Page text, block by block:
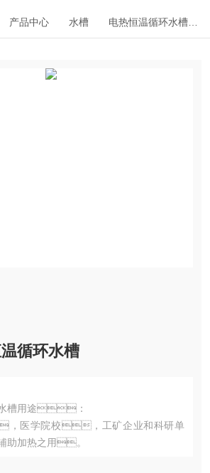
产品中心 水槽 电热恒温循环水槽
循环水槽
水槽用途：
医学院校，工矿企业和科研单
助加热之用。